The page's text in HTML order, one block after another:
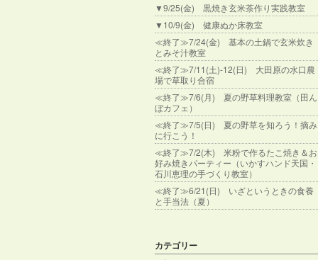
▼9/25(金) 黒焼き玄米茶作り実践教室
▼10/9(金) 健康ぬか床教室
≪終了≫7/24(金) 基本の土鍋で玄米炊き
とみそ汁教室
≪終了≫7/11(土)-12(日) 大田原の水口農
場で草取り合宿
≪終了≫7/6(月) 夏の野草料理教室（田ん
ぼカフェ）
≪終了≫7/5(日) 夏の野草を知ろう！摘み
に行こう！
≪終了≫7/2(木) 米粉で作るたこ焼き＆お
好み焼きパーティー（いかすハンド天国・
石川恵理の手づくり教室）
≪終了≫6/21(日) いざというときの食養
と手当法（夏）
カテゴリー